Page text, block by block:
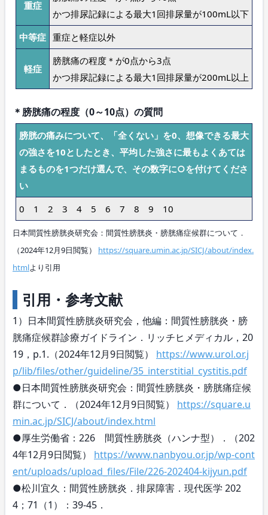
重症
かつ排尿記録による最大1回排尿量が100mL以下
中等症 重症と軽症以外
軽症
膀胱痛の程度＊が0点から3点
かつ排尿記録による最大1回排尿量が200mL以上
＊膀胱痛の程度（0～10点）の質問
膀胱の痛みについて、「全くない」を0、想像できる最大
の強さを10としたとき、平均した強さに最もよくあては
まるものを1つだけ選んで、その数字に○を付けてくださ
い
0 1 2 3 4 5 6 7 8 9 10
日本間質性膀胱炎研究会：間質性膀胱炎・膀胱痛症候群について．
（2024年12月9日閲覧） https://square.umin.ac.jp/SICJ/about/index.
htmlより引用
引用・参考文献
1）日本間質性膀胱炎研究会，他編：間質性膀胱炎・膀
胱痛症候群診療ガイドライン．リッチヒメディカル，20
19，p.1.（2024年12月9日閲覧） https://www.urol.or.j
p/lib/files/other/guideline/35_interstitial_cystitis.pdf
●日本間質性膀胱炎研究会：間質性膀胱炎・膀胱痛症候
群について．（2024年12月9日閲覧） https://square.u
min.ac.jp/SICJ/about/index.html
●厚生労働省：226 間質性膀胱炎（ハンナ型）．（202
4年12月9日閲覧） https://www.nanbyou.or.jp/wp-cont
ent/uploads/upload_files/File/226-202404-kijyun.pdf
●松川宜久：間質性膀胱炎．排尿障害．現代医学 202
4；71（1）：39-45．